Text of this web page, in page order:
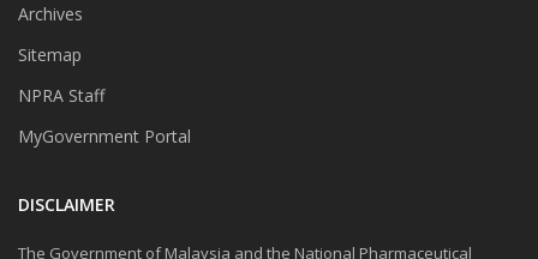
Archives
Sitemap
NPRA Staff
MyGovernment Portal
DISCLAIMER
The Government of Malaysia and the National Pharmaceutical